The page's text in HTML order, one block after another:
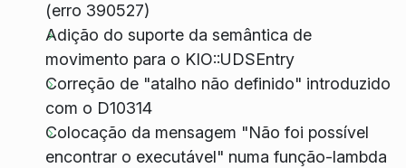
(erro 390527)
Adição do suporte da semântica de
movimento para o KIO::UDSEntry
Correção de "atalho não definido" introduzido
com o D10314
Colocação da mensagem "Não foi possível
encontrar o executável" numa função-lambda